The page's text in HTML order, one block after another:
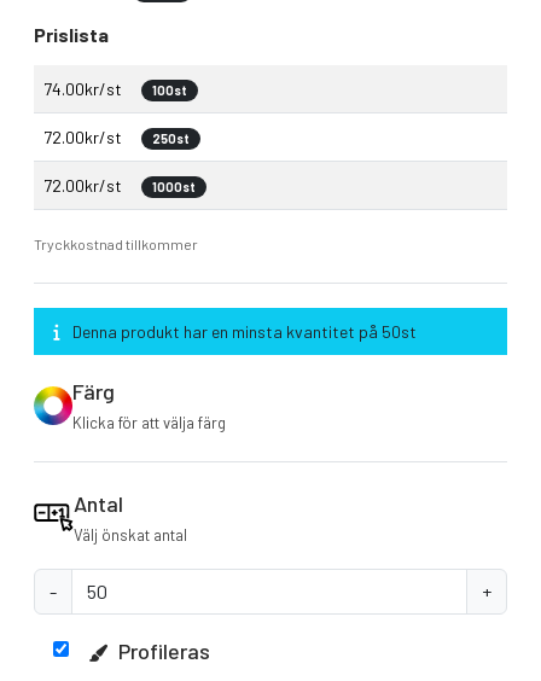
Prislista
74.00kr/st 100st
72.00kr/st 250st
72.00kr/st 1000st
Tryckkostnad tillkommer
Denna produkt har en minsta kvantitet på 50st
Färg
Klicka för att välja färg
Antal
Välj önskat antal
- +
Profileras